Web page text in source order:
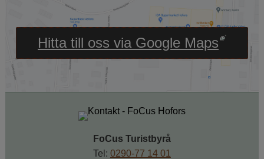
Hitta till oss via Google Maps
Länk till annan
FoCus Turistbyrå
Tel: 0290-77 14 01